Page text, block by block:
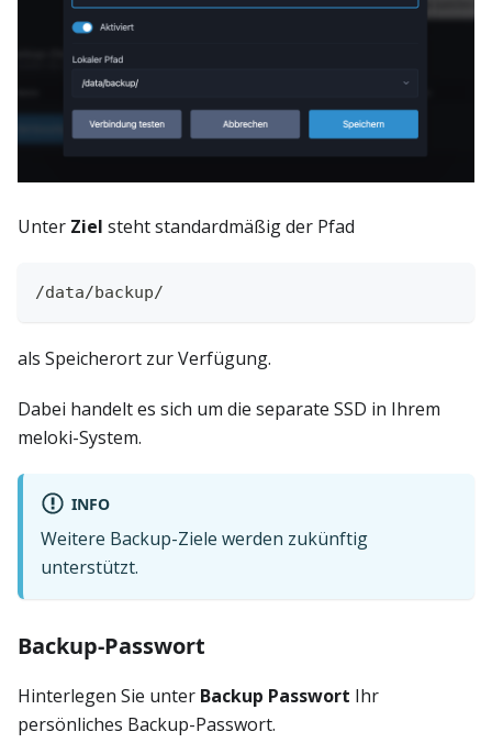
Unter Ziel steht standardmäßig der Pfad
/data/backup/
als Speicherort zur Verfügung.
Dabei handelt es sich um die separate SSD in Ihrem
meloki-System.
INFO
Weitere Backup-Ziele werden zukünftig
unterstützt.
Backup-Passwort
Hinterlegen Sie unter Backup Passwort Ihr
persönliches Backup-Passwort.